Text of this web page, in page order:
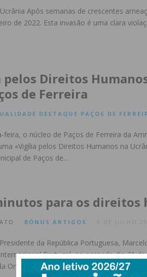
Após semanas de crescentes
de 2022. Esta invasão é uma clara
Direitos
de Ferreira
DESTAQUE PAÇOS DE
feira, o núcleo de Paços de Ferreira da
«Vigília pelos Direitos Humanos na
de Paços de…
para os direitos
BÓNUS ARTIGOS
da República Portuguesa,
Portugal, no passado dia 21
Ordem da…